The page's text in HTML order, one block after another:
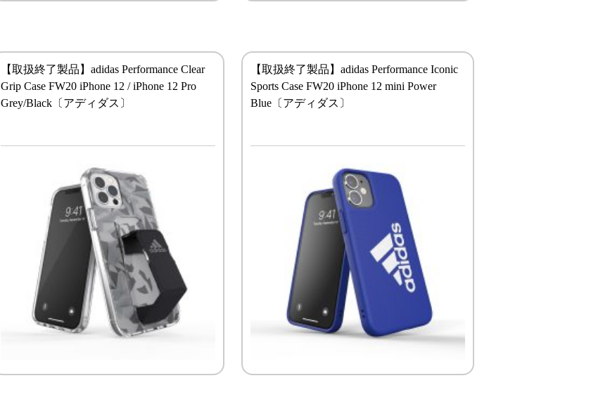
【取扱終了製品】adidas Performance Clear
Grip Case FW20 iPhone 12 / iPhone 12 Pro
Grey/Black〔アディダス〕
【取扱終了製品】adidas Performance Iconic
Sports Case FW20 iPhone 12 mini Power
Blue〔アディダス〕